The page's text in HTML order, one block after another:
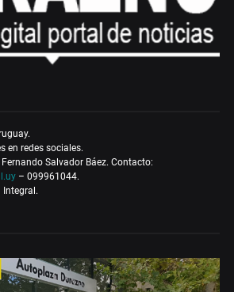
en redes sociales.
Salvador Báez. Contacto:
– 099961044.
Integral.